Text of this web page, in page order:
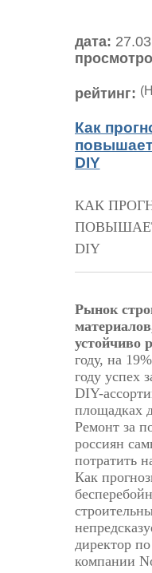
дата:
рейтинг:
Как
DIY
КАК
DIY
Рынок
устойчиво
году, на
году успех
DIY-
площадках
Ремонт за
россиян
потратить
Как
директор
компании